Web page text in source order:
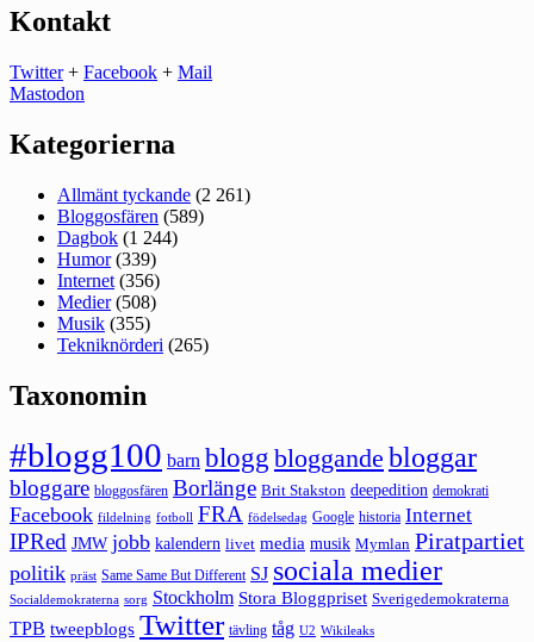
Kontakt
Twitter+ Facebook + Mail
Mastodon
Kategorierna
Allmänt tyckande (2 261)
Bloggosfären (589)
Dagbok (1 244)
Humor(339)
Internet (356)
Medier(508)
Musik (355)
Tekniknörderi (265)
Taxonomin
#blogg100 barn blogg bloggande bloggar
bloggare bloggosfären Borlänge Brit Stakston deepedition demokrati
Facebook fildelning fotboll FRA födelsedag Google historia Internet
IPRed JMW jobb kalendern livet media musik Mymlan Piratpartiet
politik präst Same Same But Different SJ sociala medier
Socialdemokraterna sorg Stockholm Stora Bloggpriset Sverigedemokraterna
TPB tweepblogs Twitter tävling tåg U2 Wikileaks